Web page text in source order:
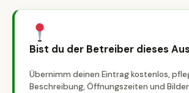
Bist du der Betreiber dieses
Übernimm deinen Eintrag kostenlos,
Beschreibung, Öffnungszeiten und